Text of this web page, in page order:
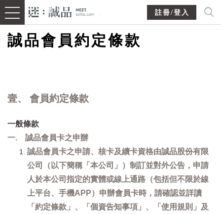
註冊/登入
誠品會員約定條款
壹、 會員約定條款
一般條款
一. 誠品會員卡之申辦
誠品會員卡之申請、核卡及續卡資格由誠品股份有限
公司（以下簡稱「本公司」）制訂並對外公告，申請
人於本公司指定的實體或線上通路（包括但不限於線
上平台、手機APP）申辦會員卡時，請確認並詳讀
「約定條款」、「個資告知事項」、「使用規則」及